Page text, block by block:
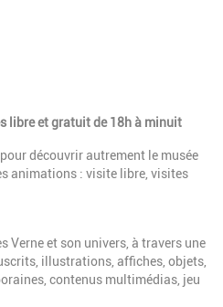
libre et gratuit de 18h à minuit
découvrir autrement le musée
animations : visite libre, visites
Verne et son univers, à travers une
illustrations, affiches, objets,
contenus multimédias, jeu